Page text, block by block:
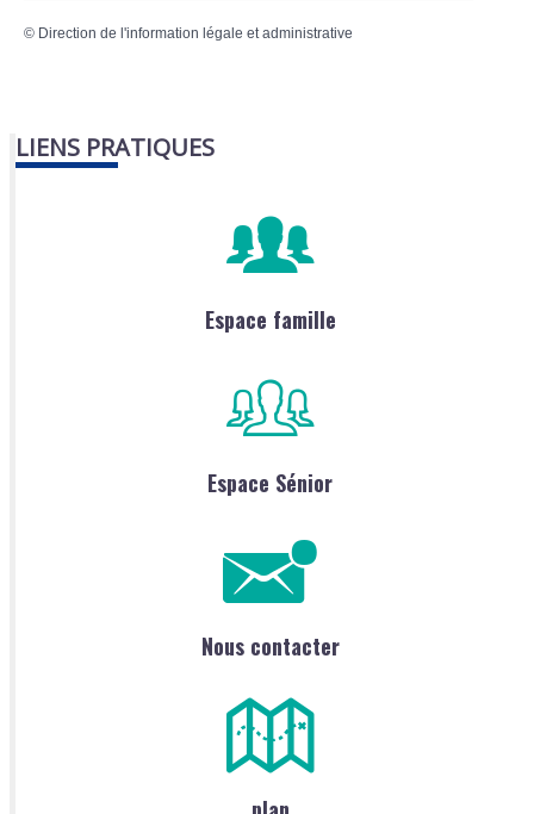
© Direction de l'information légale et administrative
LIENS PRATIQUES
Espace famille
Espace Sénior
Nous contacter